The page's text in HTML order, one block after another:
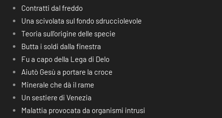
Contratti dal freddo
Una scivolata sul fondo sdrucciolevole
Teoria sull’origine delle specie
Butta i soldi dalla finestra
Fu a capo della Lega di Delo
Aiutò Gesù a portare la croce
Minerale che dà il rame
Un sestiere di Venezia
Malattia provocata da organismi intrusi